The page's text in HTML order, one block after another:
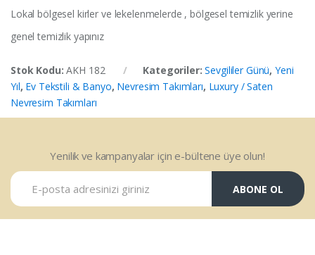
Lokal bölgesel kirler ve lekelenmelerde , bölgesel temizlik yerine
genel temizlik yapınız
Stok Kodu:AKH 182 Kategoriler:Sevgililer Günü,Yeni
Yıl, Ev Tekstili & Banyo, Nevresim Takımları, Luxury / Saten
Nevresim Takımları
Yenilik ve kampanyalar için e-bültene üye olun!
ABONE OL